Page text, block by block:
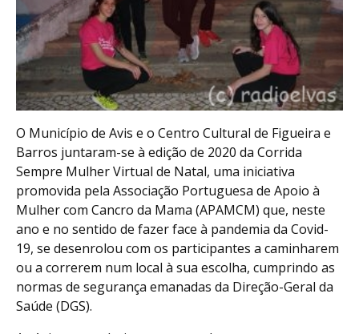
O Município de Avis e o Centro Cultural de Figueira e
Barros juntaram-se à edição de 2020 da Corrida
Sempre Mulher Virtual de Natal, uma iniciativa
promovida pela Associação Portuguesa de Apoio à
Mulher com Cancro da Mama (APAMCM) que, neste
ano e no sentido de fazer face à pandemia da Covid-
19, se desenrolou com os participantes a caminharem
ou a correrem num local à sua escolha, cumprindo as
normas de segurança emanadas da Direção-Geral da
Saúde (DGS).